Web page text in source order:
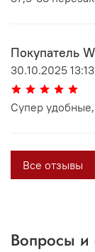
Покупатель
30.10.2025 13:13
Супер
Все отзывы
Вопросы и